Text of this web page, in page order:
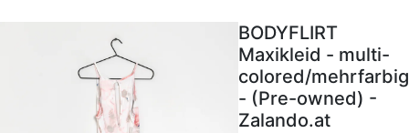
BODYFLIRT
Maxikleid - multi-
colored/mehrfarbig
- (Pre-owned) -
Zalando.at